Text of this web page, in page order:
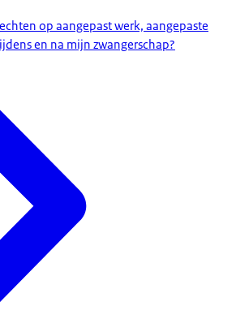
op aangepast werk, aangepaste
en na mijn zwangerschap?